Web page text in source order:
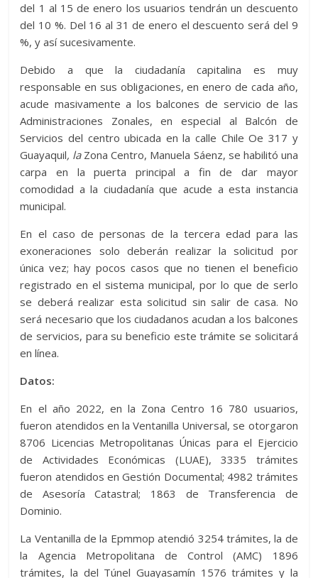
del 1 al 15 de enero los usuarios tendrán un descuento
del 10 %. Del 16 al 31 de enero el descuento será del 9
%, y así sucesivamente.
Debido a que la ciudadanía capitalina es muy
responsable en sus obligaciones, en enero de cada año,
acude masivamente a los balcones de servicio de las
Administraciones Zonales, en especial al Balcón de
Servicios del centro ubicada en la calle Chile Oe 317 y
Guayaquil, laZona Centro, Manuela Sáenz, se habilitó una
carpa en la puerta principal a fin de dar mayor
comodidad a la ciudadanía que acude a esta instancia
municipal.
En el caso de personas de la tercera edad para las
exoneraciones solo deberán realizar la solicitud por
única vez; hay pocos casos que no tienen el beneficio
registrado en el sistema municipal, por lo que de serlo
se deberá realizar esta solicitud sin salir de casa. No
será necesario que los ciudadanos acudan a los balcones
de servicios, para su beneficio este trámite se solicitará
en línea.
Datos:
En el año 2022, en la Zona Centro 16 780 usuarios,
fueron atendidos en la Ventanilla Universal, se otorgaron
8706 Licencias Metropolitanas Únicas para el Ejercicio
de Actividades Económicas (LUAE), 3335 trámites
fueron atendidos en Gestión Documental; 4982 trámites
de Asesoría Catastral; 1863 de Transferencia de
Dominio.
La Ventanilla de la Epmmop atendió 3254 trámites, la de
la Agencia Metropolitana de Control (AMC) 1896
trámites, la del Túnel Guayasamín 1576 trámites y la